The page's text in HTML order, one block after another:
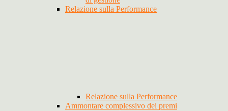
Relazione sulla Performance
Relazione sulla Performance
Ammontare complessivo dei premi